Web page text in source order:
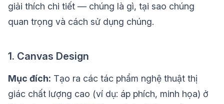
giải thích chi tiết — chúng là gì, tại sao chúng
quan trọng và cách sử dụng chúng.
1. Canvas Design
Mục đích: Tạo ra các tác phẩm nghệ thuật thị
giác chất lượng cao (ví dụ: áp phích, minh họa) ở